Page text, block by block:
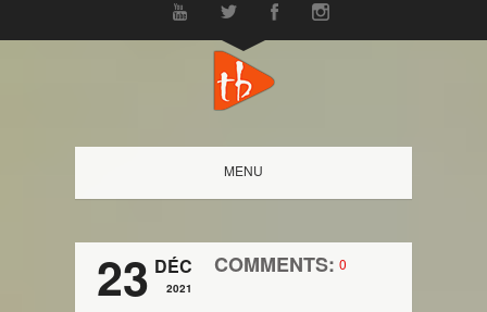
MENU
23 DÉC
2021
COMMENTS: 0